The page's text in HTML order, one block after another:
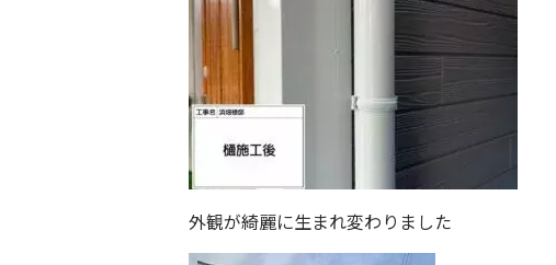
外観が綺麗に生まれ変わりました